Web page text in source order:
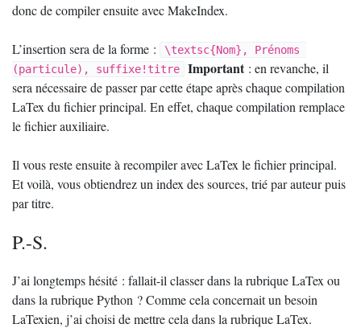
donc de compiler ensuite avec MakeIndex.
L’insertion sera de la forme :
\textsc{Nom}, Prénoms
(particule), suffixe!titre
Important: en revanche, il
sera nécessaire de passer par cette étape après chaque compilation
LaTex du fichier principal. En effet, chaque compilation remplace
le fichier auxiliaire.
Il vous reste ensuite à recompiler avec LaTex le fichier principal.
Et voilà, vous obtiendrez un index des sources, trié par auteur puis
par titre.
P.-S.
J’ai longtemps hésité : fallait-il classer dans la rubrique LaTex ou
dans la rubrique Python ? Comme cela concernait un besoin
LaTexien, j’ai choisi de mettre cela dans la rubrique LaTex.